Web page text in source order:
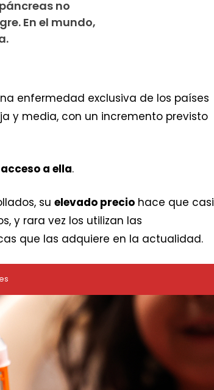
no
En el mundo,
enfermedad exclusiva de los países
y media, con un incremento previsto
a ella.
su elevado precio hace que casi
y rara vez los utilizan las
que las adquiere en la actualidad.